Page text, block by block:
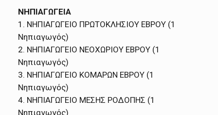
ΝΗΠΙΑΓΩΓΕΙΑ
1. ΝΗΠΙΑΓΩΓΕΙΟ ΠΡΩΤΟΚΛΗΣΙΟΥ ΕΒΡΟΥ (1
Νηπιαγωγός)
2. ΝΗΠΙΑΓΩΓΕΙΟ ΝΕΟΧΩΡΙΟΥ ΕΒΡΟΥ (1
Νηπιαγωγός)
3. ΝΗΠΙΑΓΩΓΕΙΟ ΚΟΜΑΡΩΝ ΕΒΡΟΥ (1
Νηπιαγωγός)
4. ΝΗΠΙΑΓΩΓΕΙΟ ΜΕΣΗΣ ΡΟΔΟΠΗΣ (1
Νηπιαγωγός)